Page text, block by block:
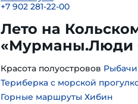
+7 902 281-22-00
Лето на
«Мурманы.Люди
Красота полуостровов
Териберка с морской
Горные маршруты Хибин